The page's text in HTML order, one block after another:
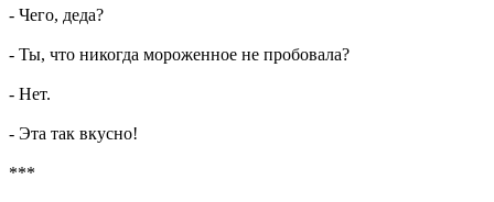
- Чего, деда?
- Ты, что никогда мороженное не пробовала?
- Нет.
- Эта так вкусно!
***